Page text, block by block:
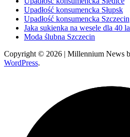
Upadłość konsumencka Słupsk
Upadłość konsumencka Szczecin
Jaka sukienka na wesele dla 40
Moda ślubna Szczecin
Copyright © 2026 | Millennium News
WordPress.